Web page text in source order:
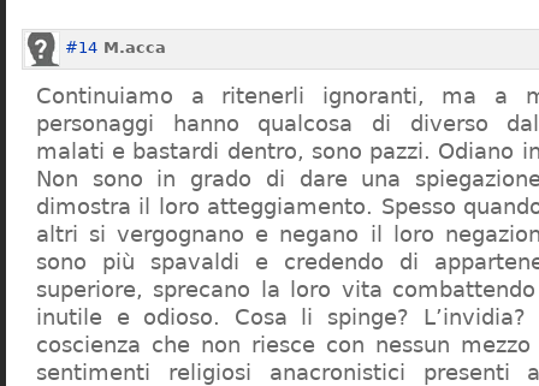
#14 M.acca
Continuiamo a ritenerli ignoranti, ma a
personaggi hanno qualcosa di diverso
malati e bastardi dentro, sono pazzi. Odiano
Non sono in grado di dare una
dimostra il loro atteggiamento. Spesso
altri si vergognano e negano il loro
sono più spavaldi e credendo di
superiore, sprecano la loro vita
inutile e odioso. Cosa li spinge?
coscienza che non riesce con nessun
sentimenti religiosi anacronistici presenti